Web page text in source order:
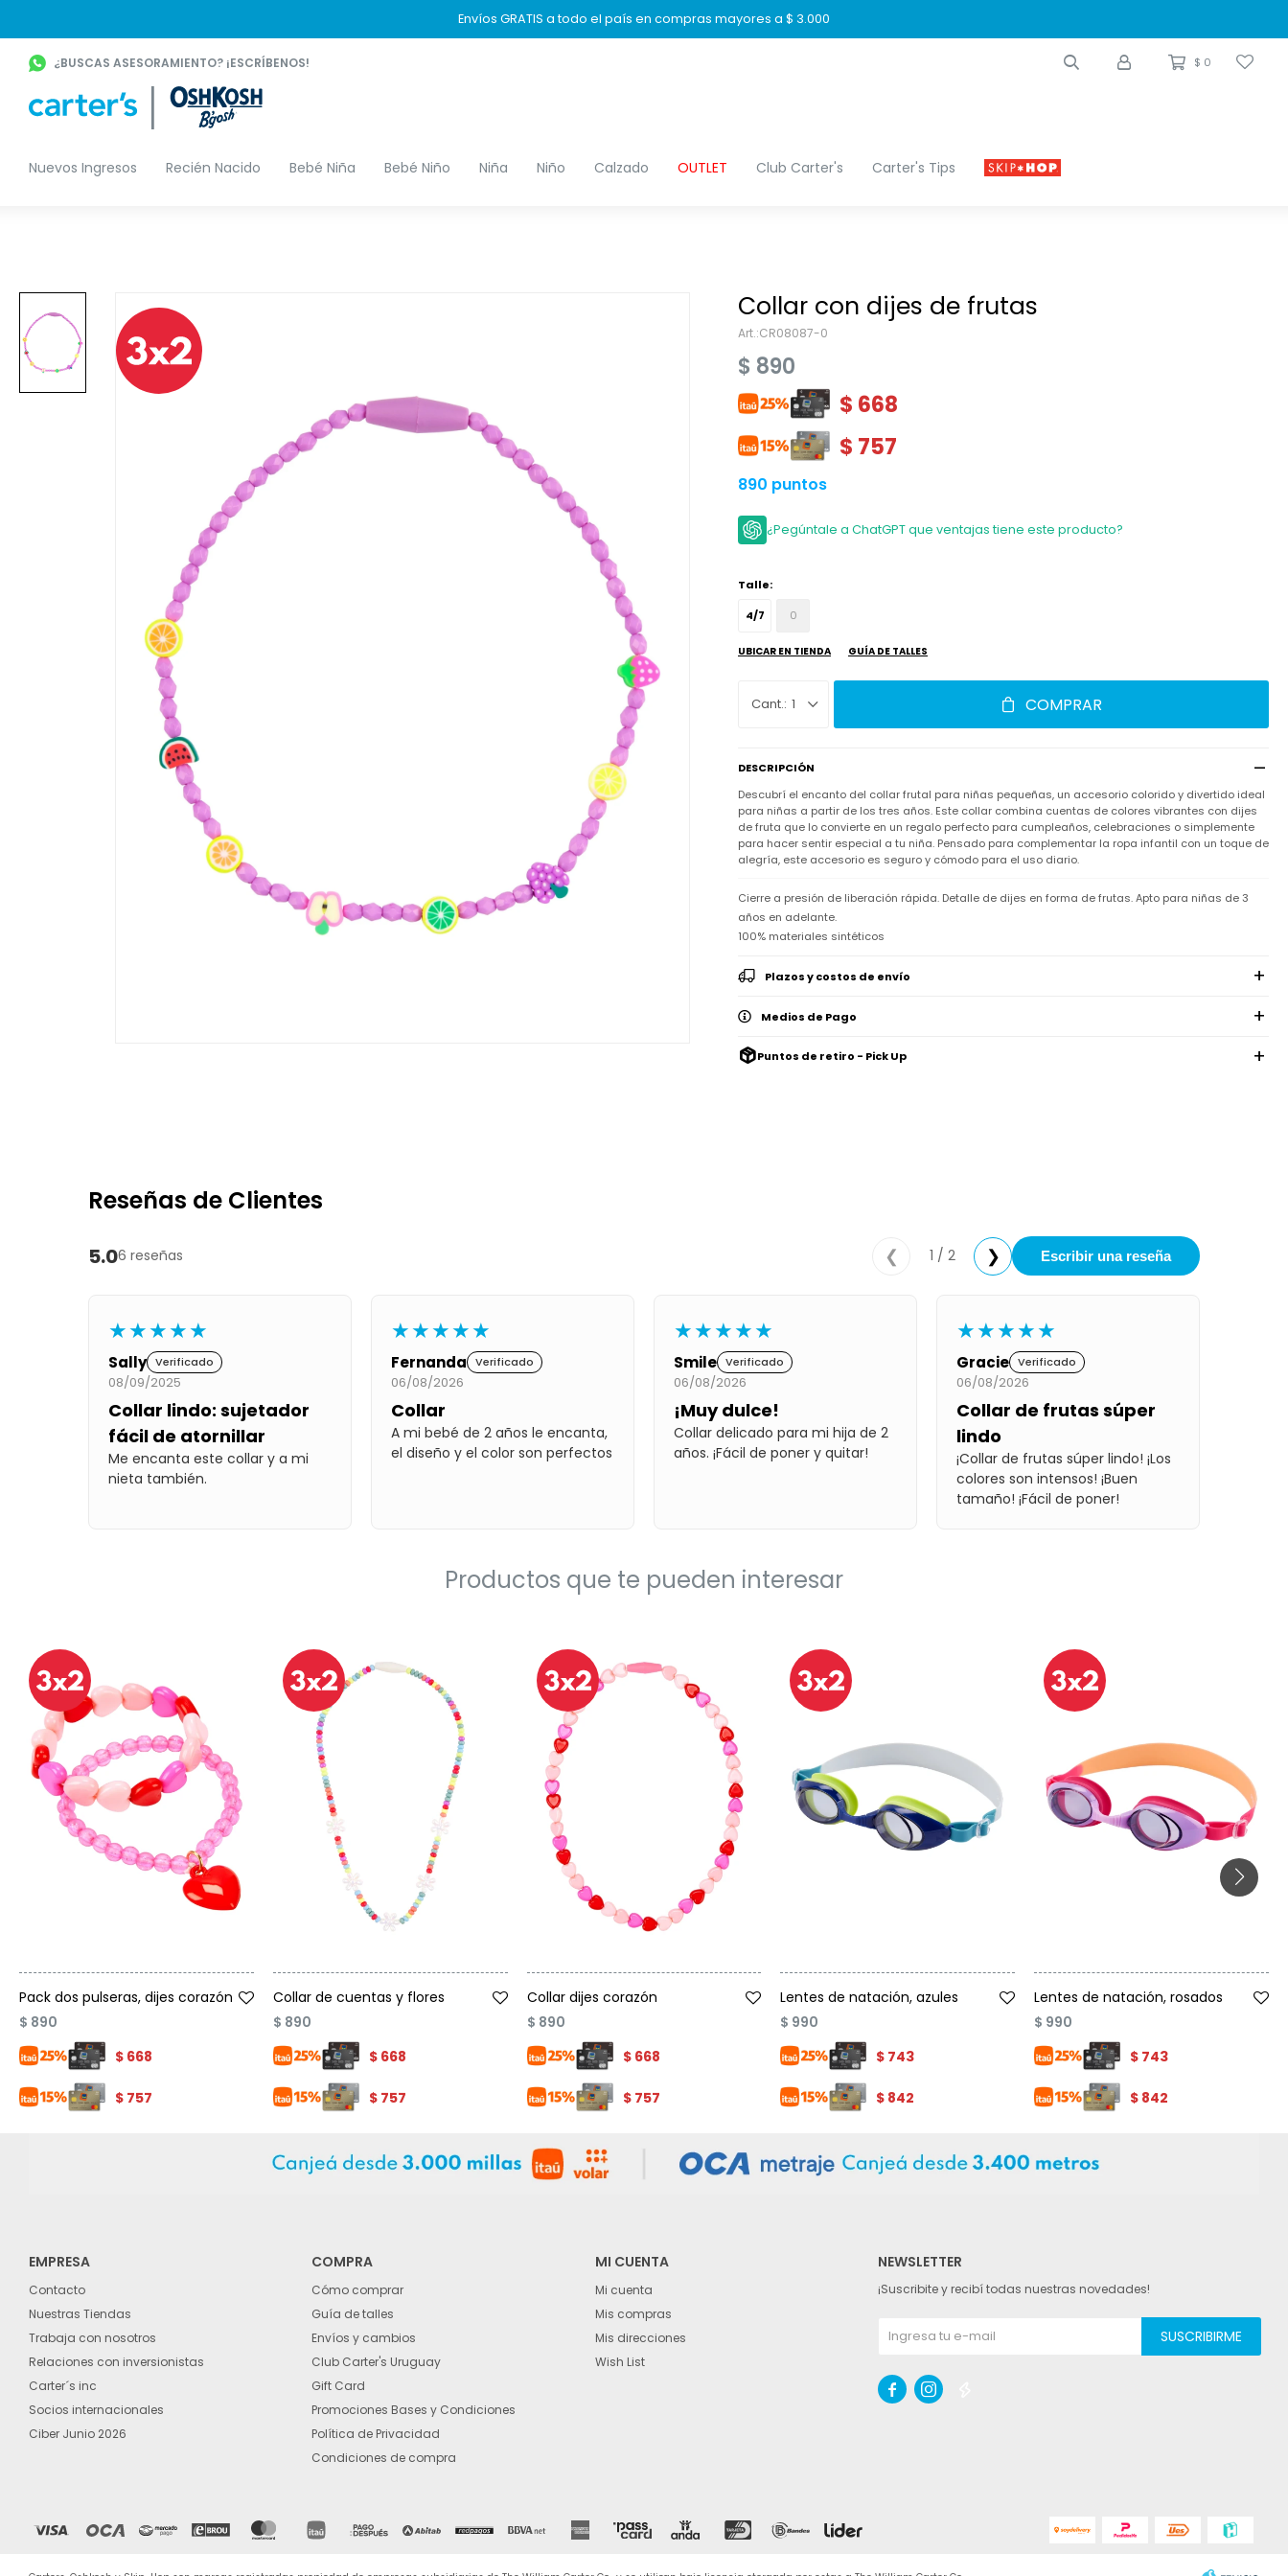
Envíos GRATIS a todo el país en compras mayores a $ 3.000
Nuevos Ingresos Recién Nacido Bebé Niña Bebé Niño Niña Niño Calzado OUTLET Club Carter's Carter's Tips
$ 0
¿BUSCAS ASESORAMIENTO? ¡ESCRÍBENOS!
Collar con dijes de frutas
CR08087-0
$ 890
$ 668
$ 757
890 puntos
¿Pegúntale a ChatGPT que ventajas tiene este producto?
Talle:
4/7
0
UBICAR EN TIENDA GUÍA DE TALLES
1 COMPRAR
DESCRIPCIÓN
Descubrí el encanto del collar frutal para niñas pequeñas, un accesorio colorido y divertido ideal
para niñas a partir de los tres años. Este collar combina cuentas de colores vibrantes con dijes
de fruta que lo convierte en un regalo perfecto para cumpleaños, celebraciones o simplemente
para hacer sentir especial a tu niña. Pensado para complementar la ropa infantil con un toque de
alegría, este accesorio es seguro y cómodo para el uso diario.
Cierre a presión de liberación rápida. Detalle de dijes en forma de frutas. Apto para niñas de 3
años en adelante.
100% materiales sintéticos
Plazos y costos de envío
Medios de Pago
Puntos de retiro - Pick Up
Reseñas de Clientes
5.06 reseñas ❮ 1 / 2 ❯ Escribir una reseña
★★★★★
Sally Verificado
08/09/2025
Collar lindo: sujetador
fácil de atornillar
Me encanta este collar y a mi
nieta también.
★★★★★
Fernanda Verificado
06/08/2026
Collar
A mi bebé de 2 años le encanta,
el diseño y el color son perfectos
★★★★★
Smile Verificado
06/08/2026
¡Muy dulce!
Collar delicado para mi hija de 2
años. ¡Fácil de poner y quitar!
★★★★★
Gracie Verificado
06/08/2026
Collar de frutas súper
lindo
¡Collar de frutas súper lindo! ¡Los
colores son intensos! ¡Buen
tamaño! ¡Fácil de poner!
Productos que te pueden interesar
Pack dos pulseras, dijes corazón
$ 890
$ 668
$ 757
Collar de cuentas y flores
$ 890
$ 668
$ 757
Collar dijes corazón
$ 890
$ 668
$ 757
Lentes de natación, azules
$ 990
$ 743
$ 842
Lentes de natación, rosados
$ 990
$ 743
$ 842
EMPRESA
Contacto
Nuestras Tiendas
Trabaja con nosotros
Relaciones con inversionistas
Carter´s inc
Socios internacionales
Ciber Junio 2026
COMPRA
Cómo comprar
Guía de talles
Envíos y cambios
Club Carter's Uruguay
Gift Card
Promociones Bases y Condiciones
Política de Privacidad
Condiciones de compra
MI CUENTA
Mi cuenta
Mis compras
Mis direcciones
Wish List
NEWSLETTER
¡Suscribite y recibí todas nuestras novedades!
SUSCRIBIRME
 